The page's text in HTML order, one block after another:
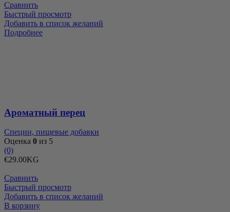
Сравнить
Быстрый просмотр
Добавить в список желаний
Подробнее
Ароматный перец
Специи, пищевые добавки
Оценка 0 из 5
(0)
€29.00KG
Сравнить
Быстрый просмотр
Добавить в список желаний
Количество
В корзину